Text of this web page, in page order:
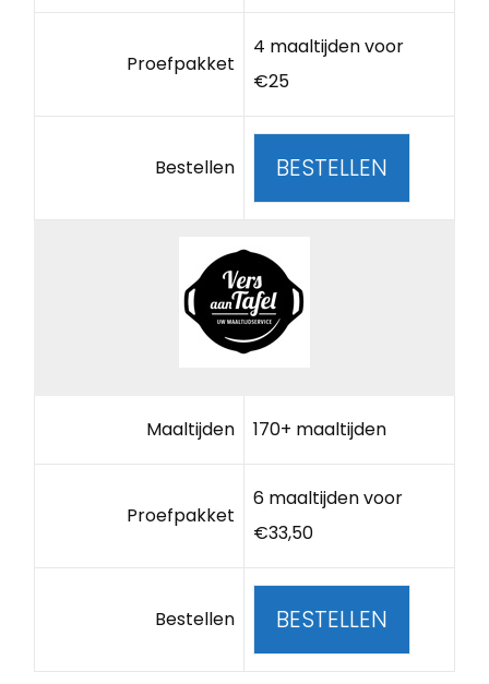
Proefpakket
4 maaltijden voor
€25
Bestellen BESTELLEN
Maaltijden 170+ maaltijden
Proefpakket
6 maaltijden voor
€33,50
Bestellen BESTELLEN